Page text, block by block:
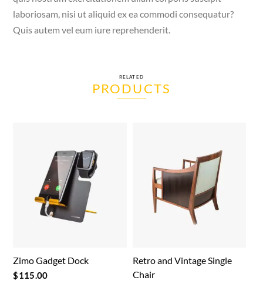
laboriosam, nisi ut aliquid ex ea commodi consequatur?
Quis autem vel eum iure reprehenderit.
RELATED
PRODUCTS
Zimo Gadget Dock
$115.00
Retro and Vintage Single
Chair